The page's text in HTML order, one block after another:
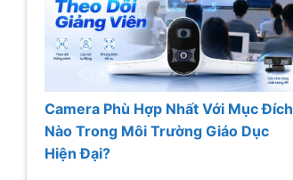
Camera Phù Hợp Nhất Với Mục Đích
Nào Trong Môi Trường Giáo Dục
Hiện Đại?